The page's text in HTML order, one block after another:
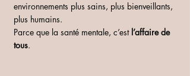
environnements plus sains, plus bienveillants,
plus humains.
Parce que la santé mentale, c’est l’affaire de
tous.